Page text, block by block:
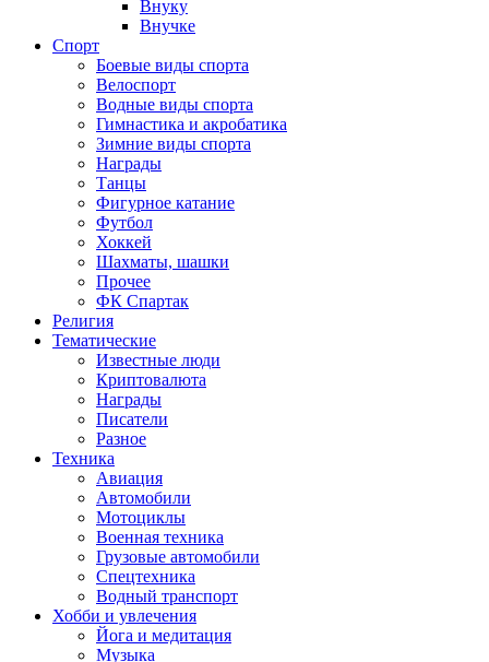
Внуку
Внучке
Спорт
Боевые виды спорта
Велоспорт
Водные виды спорта
Гимнастика и акробатика
Зимние виды спорта
Награды
Танцы
Фигурное катание
Футбол
Хоккей
Шахматы, шашки
Прочее
ФК Спартак
Религия
Тематические
Известные люди
Криптовалюта
Награды
Писатели
Разное
Техника
Авиация
Автомобили
Мотоциклы
Военная техника
Грузовые автомобили
Спецтехника
Водный транспорт
Хобби и увлечения
Йога и медитация
Музыка